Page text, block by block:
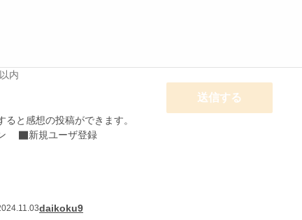
内
送信する
ると感想の投稿ができます。
新規ユーザ登録
daikoku9